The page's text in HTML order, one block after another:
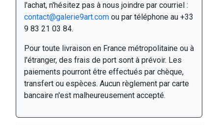
l'achat, n'hésitez pas à nous joindre par courriel :
contact@galerie9art.com ou par téléphone au +33
9 83 21 03 84.
Pour toute livraison en France métropolitaine ou à
l'étranger, des frais de port sont à prévoir. Les
paiements pourront être effectués par chèque,
transfert ou espèces. Aucun règlement par carte
bancaire n'est malheureusement accepté.